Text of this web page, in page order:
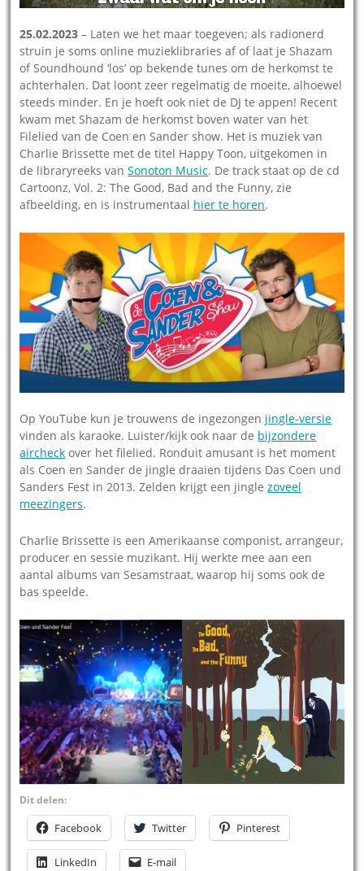
25.02.2023 – Laten we het maar toegeven; als radionerd
struin je soms online muzieklibraries af of laat je Shazam
of Soundhound ‘los’ op bekende tunes om de herkomst te
achterhalen. Dat loont zeer regelmatig de moeite, alhoewel
steeds minder. En je hoeft ook niet de DJ te appen! Recent
kwam met Shazam de herkomst boven water van het
Filelied van de Coen en Sander show. Het is muziek van
Charlie Brissette met de titel Happy Toon, uitgekomen in
de libraryreeks vanSonoton Music. De track staat op de cd
Cartoonz, Vol. 2: The Good, Bad and the Funny, zie
afbeelding, en is instrumentaal hier te horen.
Op YouTube kun je trouwens de ingezongen jingle-versie
vinden als karaoke. Luister/kijk ook naar de bijzondere
aircheck over het filelied. Ronduit amusant is het moment
als Coen en Sander de jingle draaien tijdens Das Coen und
Sanders Fest in 2013. Zelden krijgt een jinglezoveel
meezingers.
Charlie Brissette is een Amerikaanse componist, arrangeur,
producer en sessie muzikant. Hij werkte mee aan een
aantal albums van Sesamstraat, waarop hij soms ook de
bas speelde.
Dit delen:
Facebook Twitter Pinterest
LinkedIn E-mail